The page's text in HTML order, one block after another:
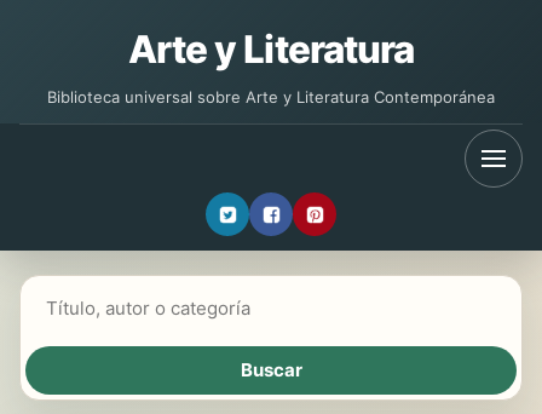
Arte y Literatura
Biblioteca universal sobre Arte y Literatura Contemporánea